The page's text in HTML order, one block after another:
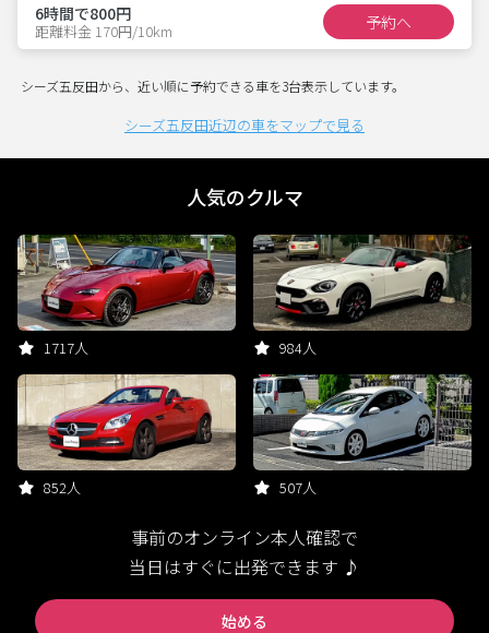
6時間で800円
距離料金 170円/10km 予約へ
シーズ五反田から、近い順に予約できる車を3台表示しています。
シーズ五反田近辺の車をマップで見る
人気のクルマ
1717人 984人
852人 507人
事前のオンライン本人確認で
当日はすぐに出発できます ♪
始める